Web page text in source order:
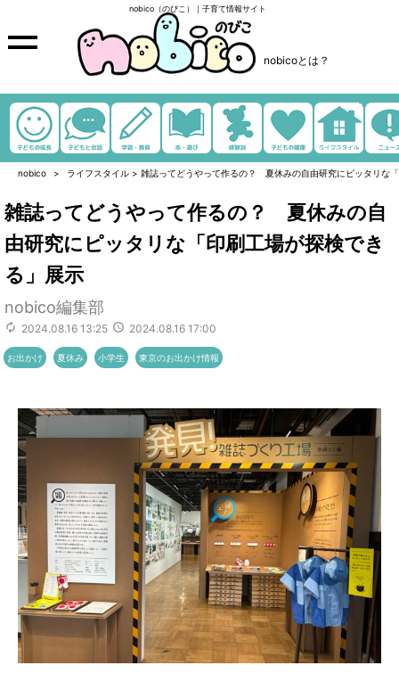
nobico（のびこ）｜子育て情報サイト
nobicoとは？
nobico ライフスタイル > 雑誌ってどうやって作るの？ 夏休みの自由研究にピッタリな
雑誌ってどうやって作るの？ 夏休みの自
由研究にピッタリな「印刷工場が探検でき
る」展示
nobico編集部
2024.08.16 13:25 2024.08.16 17:00
お出かけ 夏休み 小学生 東京のお出かけ情報